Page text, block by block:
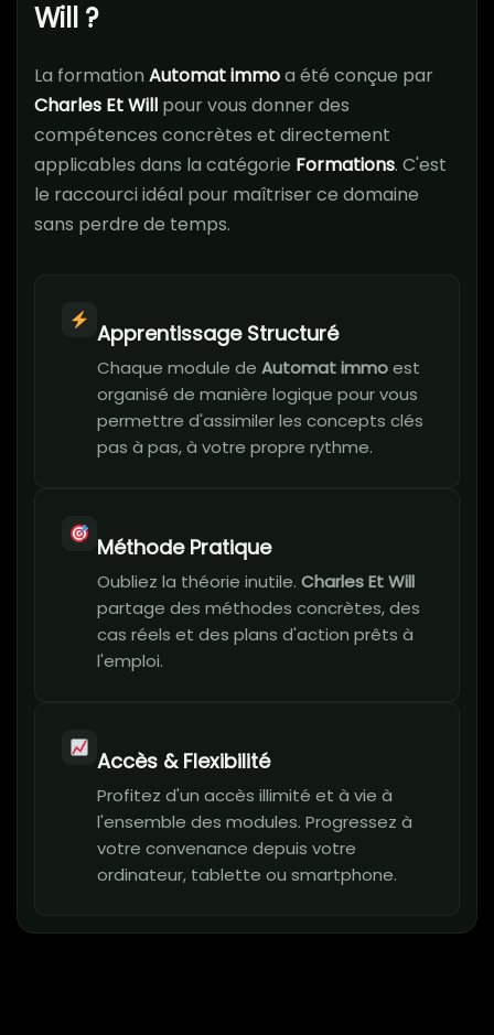
Will ?
La formation Automat immoa été conçue par
Charles Et Will pour vous donner des
compétences concrètes et directement
applicables dans la catégorie Formations. C'est
le raccourci idéal pour maîtriser ce domaine
sans perdre de temps.
Apprentissage Structuré
Chaque module de Automat immoest
organisé de manière logique pour vous
permettre d'assimiler les concepts clés
pas à pas, à votre propre rythme.
Méthode Pratique
Oubliez la théorie inutile. Charles Et Will
partage des méthodes concrètes, des
cas réels et des plans d'action prêts à
l'emploi.
Accès & Flexibilité
Profitez d'un accès illimité et à vie à
l'ensemble des modules. Progressez à
votre convenance depuis votre
ordinateur, tablette ou smartphone.